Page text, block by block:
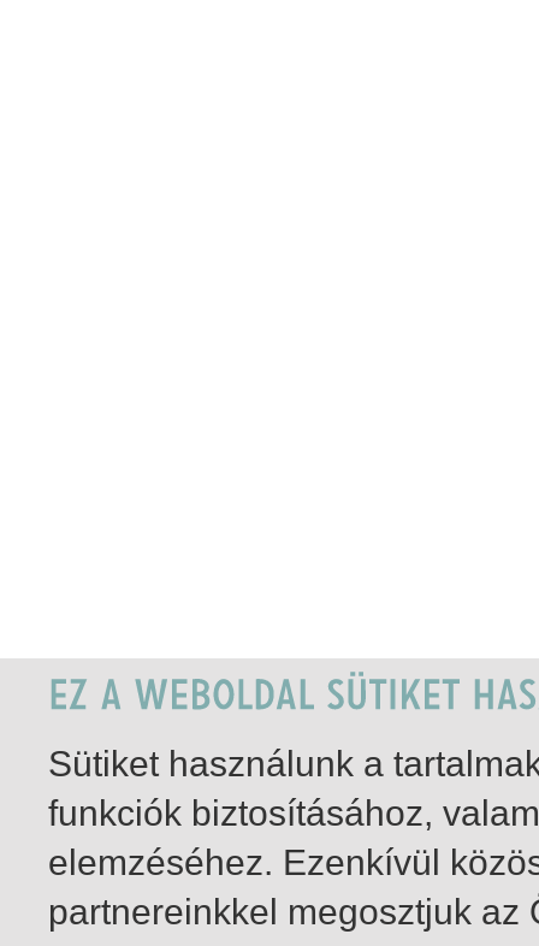
Sütiket használunk a
funkciók biztosításához,
elemzéséhez. Ezenkívül
partnereinkkel megosztjuk